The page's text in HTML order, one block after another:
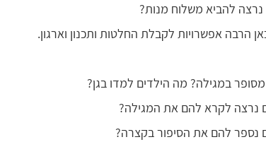
נרצה להביא משלוח מנות?
הרבה אפשרויות לקבלת החלטות ותכנון וארגון.
במגילה? מה הילדים למדו בגן?
נרצה לקרא להם את המגילה?
נספר להם את הסיפור בקצרה?